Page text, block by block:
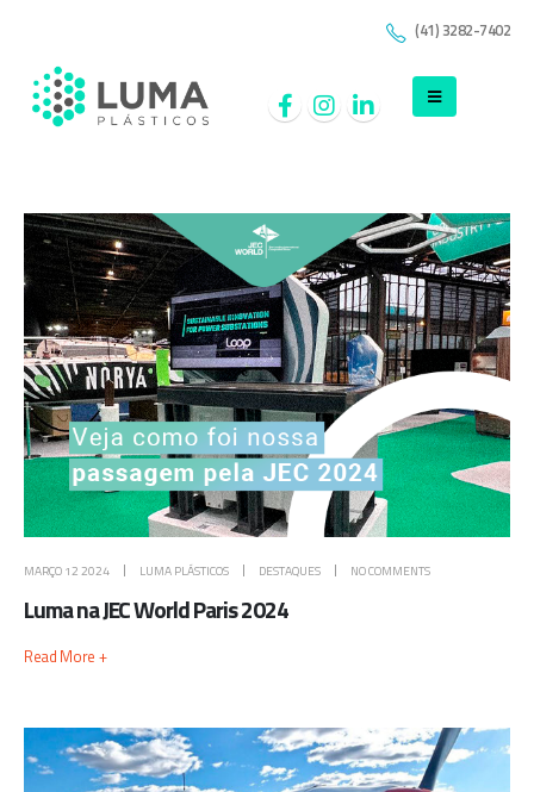
(41) 3282-7402
MARÇO 12 2024 LUMA PLÁSTICOS DESTAQUES NO COMMENTS
Luma na JEC World Paris 2024
Read More +